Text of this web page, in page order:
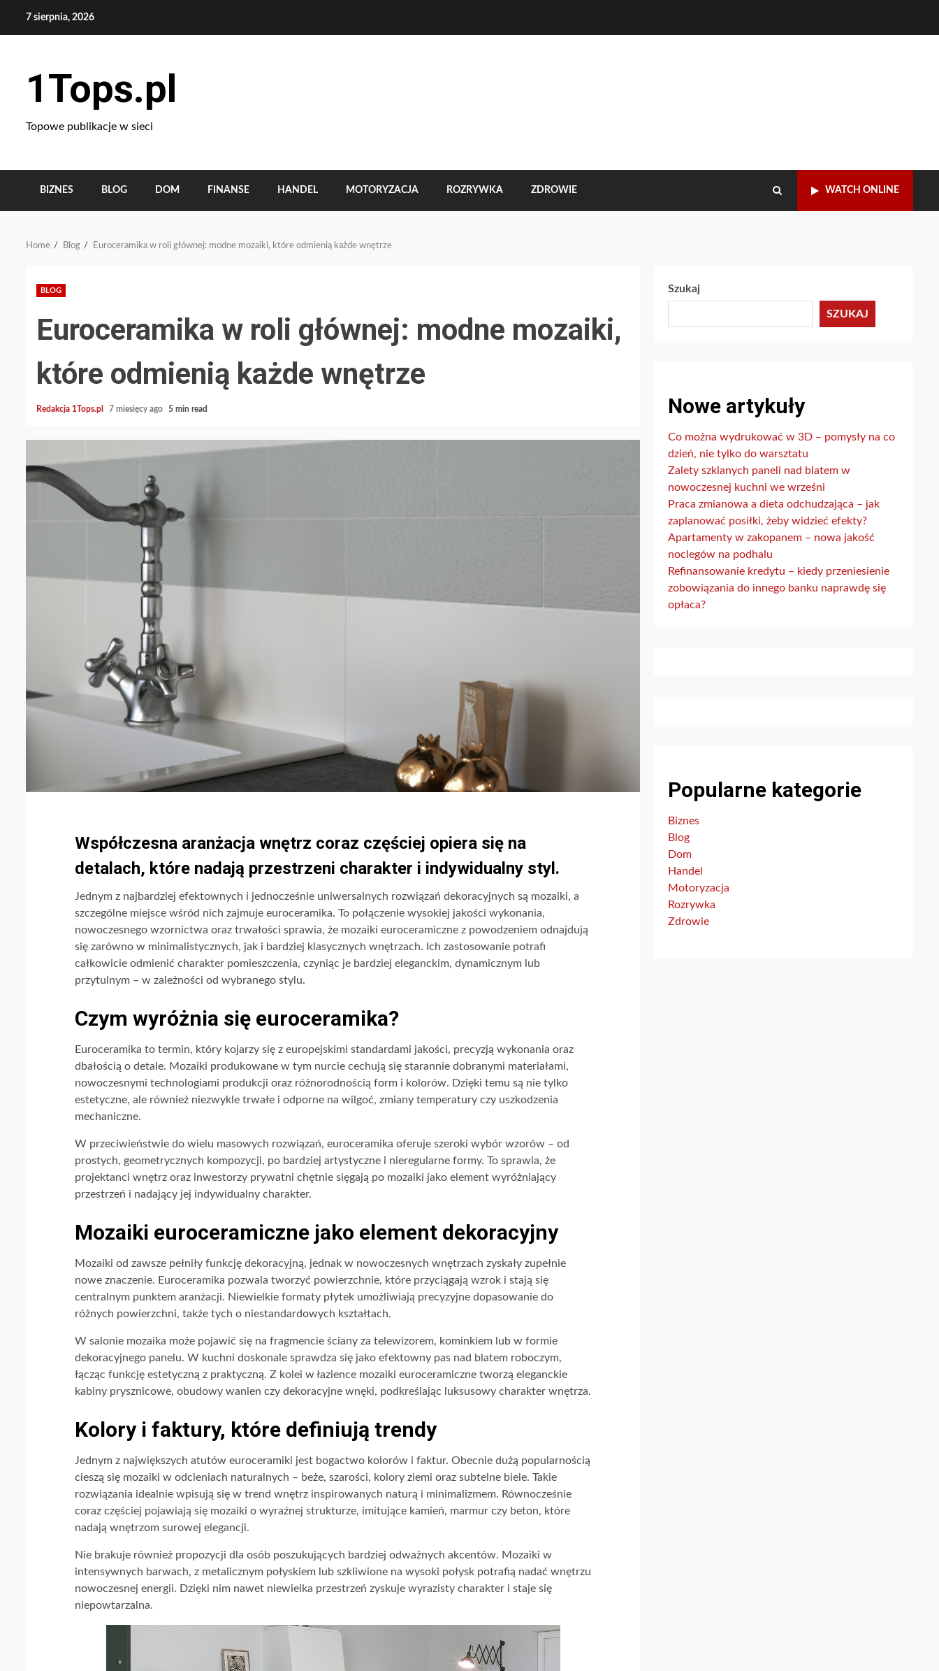
7 sierpnia, 2026
1Tops.pl
Topowe publikacje w sieci
BIZNES BLOG DOM FINANSE HANDEL MOTORYZACJA ROZRYWKA ZDROWIE WATCH ONLINE
Home Blog Euroceramika w roli głównej: modne mozaiki, które odmienią każde wnętrze
BLOG
Euroceramika w roli głównej: modne mozaiki,
które odmienią każde wnętrze
Redakcja 1Tops.pl 7 miesięcy ago 5 min read
Współczesna aranżacja wnętrz coraz częściej opiera się na
detalach, które nadają przestrzeni charakter i indywidualny styl.
Jednym z najbardziej efektownych i jednocześnie uniwersalnych rozwiązań dekoracyjnych są mozaiki, a
szczególne miejsce wśród nich zajmuje euroceramika. To połączenie wysokiej jakości wykonania,
nowoczesnego wzornictwa oraz trwałości sprawia, że mozaiki euroceramiczne z powodzeniem odnajdują
się zarówno w minimalistycznych, jak i bardziej klasycznych wnętrzach. Ich zastosowanie potrafi
całkowicie odmienić charakter pomieszczenia, czyniąc je bardziej eleganckim, dynamicznym lub
przytulnym – w zależności od wybranego stylu.
Czym wyróżnia się euroceramika?
Euroceramika to termin, który kojarzy się z europejskimi standardami jakości, precyzją wykonania oraz
dbałością o detale. Mozaiki produkowane w tym nurcie cechują się starannie dobranymi materiałami,
nowoczesnymi technologiami produkcji oraz różnorodnością form i kolorów. Dzięki temu są nie tylko
estetyczne, ale również niezwykle trwałe i odporne na wilgoć, zmiany temperatury czy uszkodzenia
mechaniczne.
W przeciwieństwie do wielu masowych rozwiązań, euroceramika oferuje szeroki wybór wzorów – od
prostych, geometrycznych kompozycji, po bardziej artystyczne i nieregularne formy. To sprawia, że
projektanci wnętrz oraz inwestorzy prywatni chętnie sięgają po mozaiki jako element wyróżniający
przestrzeń i nadający jej indywidualny charakter.
Mozaiki euroceramiczne jako element dekoracyjny
Mozaiki od zawsze pełniły funkcję dekoracyjną, jednak w nowoczesnych wnętrzach zyskały zupełnie
nowe znaczenie. Euroceramika pozwala tworzyć powierzchnie, które przyciągają wzrok i stają się
centralnym punktem aranżacji. Niewielkie formaty płytek umożliwiają precyzyjne dopasowanie do
różnych powierzchni, także tych o niestandardowych kształtach.
W salonie mozaika może pojawić się na fragmencie ściany za telewizorem, kominkiem lub w formie
dekoracyjnego panelu. W kuchni doskonale sprawdza się jako efektowny pas nad blatem roboczym,
łącząc funkcję estetyczną z praktyczną. Z kolei w łazience mozaiki euroceramiczne tworzą eleganckie
kabiny prysznicowe, obudowy wanien czy dekoracyjne wnęki, podkreślając luksusowy charakter wnętrza.
Kolory i faktury, które definiują trendy
Jednym z największych atutów euroceramiki jest bogactwo kolorów i faktur. Obecnie dużą popularnością
cieszą się mozaiki w odcieniach naturalnych – beże, szarości, kolory ziemi oraz subtelne biele. Takie
rozwiązania idealnie wpisują się w trend wnętrz inspirowanych naturą i minimalizmem. Równocześnie
coraz częściej pojawiają się mozaiki o wyraźnej strukturze, imitujące kamień, marmur czy beton, które
nadają wnętrzom surowej elegancji.
Nie brakuje również propozycji dla osób poszukujących bardziej odważnych akcentów. Mozaiki w
intensywnych barwach, z metalicznym połyskiem lub szkliwione na wysoki połysk potrafią nadać wnętrzu
nowoczesnej energii. Dzięki nim nawet niewielka przestrzeń zyskuje wyrazisty charakter i staje się
niepowtarzalna.
Szukaj
SZUKAJ
Nowe artykuły
Co można wydrukować w 3D – pomysły na co
dzień, nie tylko do warsztatu
Zalety szklanych paneli nad blatem w
nowoczesnej kuchni we wrześni
Praca zmianowa a dieta odchudzająca – jak
zaplanować posiłki, żeby widzieć efekty?
Apartamenty w zakopanem – nowa jakość
noclegów na podhalu
Refinansowanie kredytu – kiedy przeniesienie
zobowiązania do innego banku naprawdę się
opłaca?
Popularne kategorie
Biznes
Blog
Dom
Handel
Motoryzacja
Rozrywka
Zdrowie